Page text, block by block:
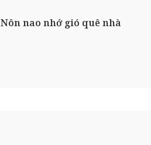
Nôn nao nhớ gió quê nhà